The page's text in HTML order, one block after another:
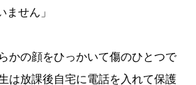
ません」
かの顔をひっかいて傷のひとつで
は放課後自宅に電話を入れて保護